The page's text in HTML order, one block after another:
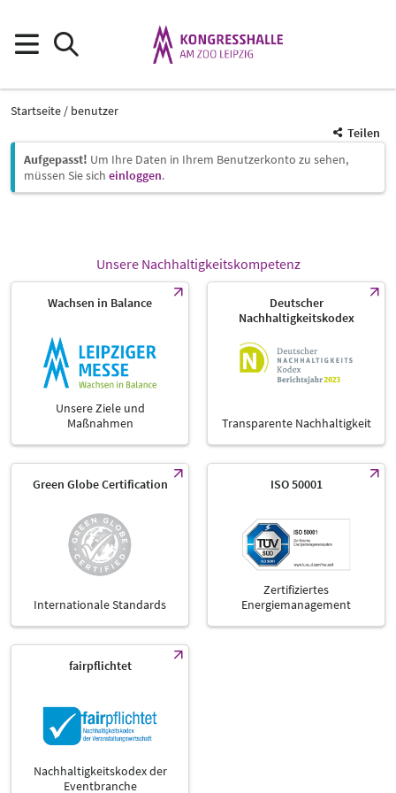
Startseite
benutzer
Teilen
Aufgepasst! Um Ihre Daten in Ihrem Benutzerkonto zu sehen,
müssen Sie sich einloggen.
Unsere Nachhaltigkeitskompetenz
Wachsen in Balance
Unsere Ziele und
Maßnahmen
Deutscher
Nachhaltigkeitskodex
Transparente Nachhaltigkeit
Green Globe Certification
Internationale Standards
ISO 50001
Zertifiziertes
Energiemanagement
fairpflichtet
Nachhaltigkeitskodex der
Eventbranche